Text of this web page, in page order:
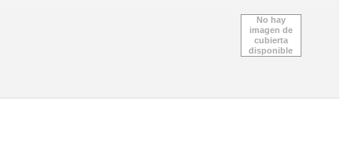
No hay
imagen de
cubierta
disponible